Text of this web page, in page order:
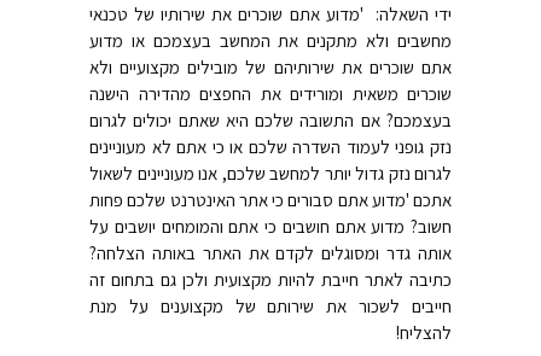
ידי השאלה: 'מדוע אתם שוכרים את שירותיו של טכנאי
מחשבים ולא מתקנים את המחשב בעצמכם או מדוע
אתם שוכרים את שירותיהם של מובילים מקצועיים ולא
שוכרים משאית ומורידים את החפצים מהדירה הישנה
בעצמכם? אם התשובה שלכם היא שאתם יכולים לגרום
נזק גופני לעמוד השדרה שלכם או כי אתם לא מעוניינים
לגרום נזק גדול יותר למחשב שלכם, אנו מעוניינים לשאול
אתכם 'מדוע אתם סבורים כי אתר האינטרנט שלכם פחות
חשוב? מדוע אתם חושבים כי אתם והמומחים יושבים על
אותה גדר ומסוגלים לקדם את האתר באותה הצלחה?
כתיבה לאתר חייבת להיות מקצועית ולכן גם בתחום זה
חייבים לשכור את שירותם של מקצוענים על מנת
להצליח!